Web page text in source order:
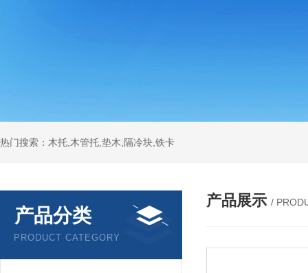
热门搜索：木托,木管托,垫木,隔冷块,铁卡
产品分类
PRODUCT CATEGORY
产品展示 /